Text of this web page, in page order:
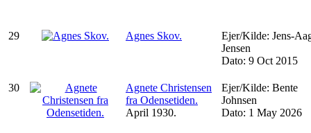
29 Agnes Skov.
Ejer/Kilde: Jens-
Jensen
Dato: 9 Oct 2015
30
Agnete Christensen
fra Odensetiden.
April 1930.
Ejer/Kilde: Bente
Johnsen
Dato: 1 May 2026